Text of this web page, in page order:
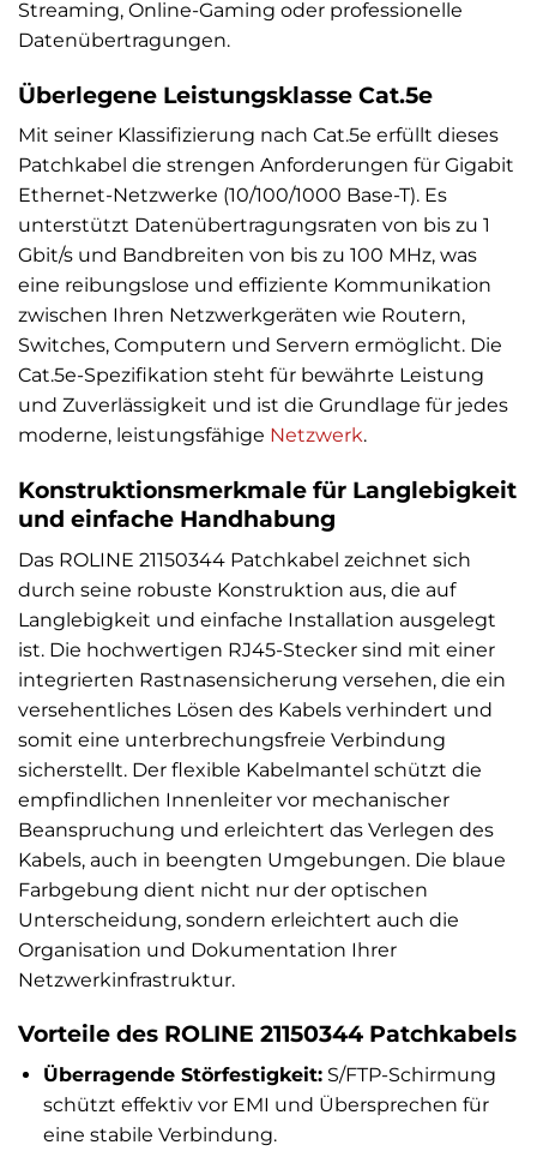
Streaming, Online-Gaming oder professionelle
Datenübertragungen.
Überlegene Leistungsklasse Cat.5e
Mit seiner Klassifizierung nach Cat.5e erfüllt dieses
Patchkabel die strengen Anforderungen für Gigabit
Ethernet-Netzwerke (10/100/1000 Base-T). Es
unterstützt Datenübertragungsraten von bis zu 1
Gbit/s und Bandbreiten von bis zu 100 MHz, was
eine reibungslose und effiziente Kommunikation
zwischen Ihren Netzwerkgeräten wie Routern,
Switches, Computern und Servern ermöglicht. Die
Cat.5e-Spezifikation steht für bewährte Leistung
und Zuverlässigkeit und ist die Grundlage für jedes
moderne, leistungsfähige Netzwerk.
Konstruktionsmerkmale für Langlebigkeit
und einfache Handhabung
Das ROLINE 21150344 Patchkabel zeichnet sich
durch seine robuste Konstruktion aus, die auf
Langlebigkeit und einfache Installation ausgelegt
ist. Die hochwertigen RJ45-Stecker sind mit einer
integrierten Rastnasensicherung versehen, die ein
versehentliches Lösen des Kabels verhindert und
somit eine unterbrechungsfreie Verbindung
sicherstellt. Der flexible Kabelmantel schützt die
empfindlichen Innenleiter vor mechanischer
Beanspruchung und erleichtert das Verlegen des
Kabels, auch in beengten Umgebungen. Die blaue
Farbgebung dient nicht nur der optischen
Unterscheidung, sondern erleichtert auch die
Organisation und Dokumentation Ihrer
Netzwerkinfrastruktur.
Vorteile des ROLINE 21150344 Patchkabels
Überragende Störfestigkeit:S/FTP-Schirmung
schützt effektiv vor EMI und Übersprechen für
eine stabile Verbindung.